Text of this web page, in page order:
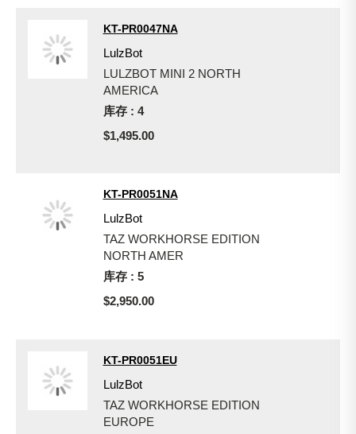
KT-PR0047NA
LulzBot
LULZBOT MINI 2 NORTH
AMERICA
库存 : 4
$1,495.00
KT-PR0051NA
LulzBot
TAZ WORKHORSE EDITION
NORTH AMER
库存 : 5
$2,950.00
KT-PR0051EU
LulzBot
TAZ WORKHORSE EDITION
EUROPE